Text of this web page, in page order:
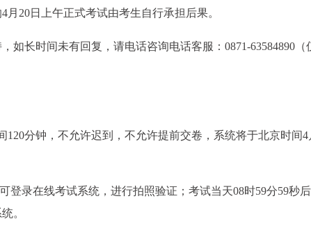
20日上午正式考试由考生自行承担后果。
如长时间未有回复，请电话咨询电话客服：0871-63584890（
分钟，不允许迟到，不允许提前交卷，系统将于北京时间4
登录在线考试系统，进行拍照验证；考试当天08时59分59秒
。